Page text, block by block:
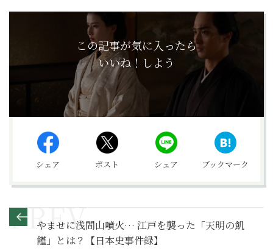
この記事が気に入ったら
いいね！しよう
シェア ポスト シェア ブックマーク
やませに浅間山噴火… 江戸を襲った「天明の飢
饉」とは？【日本史事件録】